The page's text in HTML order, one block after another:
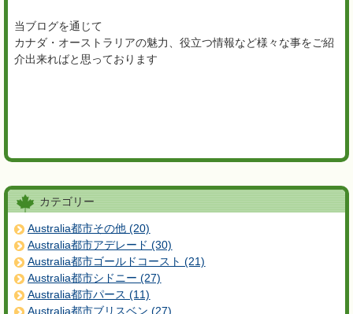
当ブログを通じて
カナダ・オーストラリアの魅力、役立つ情報など様々な事をご紹
介出来ればと思っております
カテゴリー
Australia都市その他 (20)
Australia都市アデレード (30)
Australia都市ゴールドコースト (21)
Australia都市シドニー (27)
Australia都市パース (11)
Australia都市ブリスベン (27)